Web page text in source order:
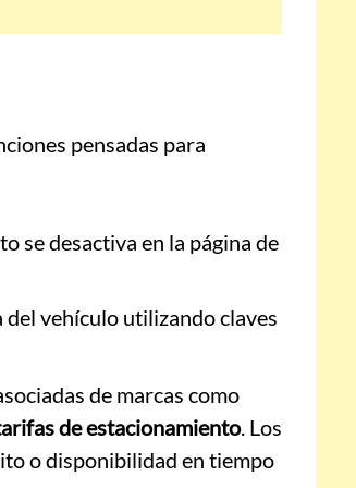
pensadas para
se desactiva en la página de
vehículo utilizando claves
de marcas como
de estacionamiento. Los
o disponibilidad en tiempo